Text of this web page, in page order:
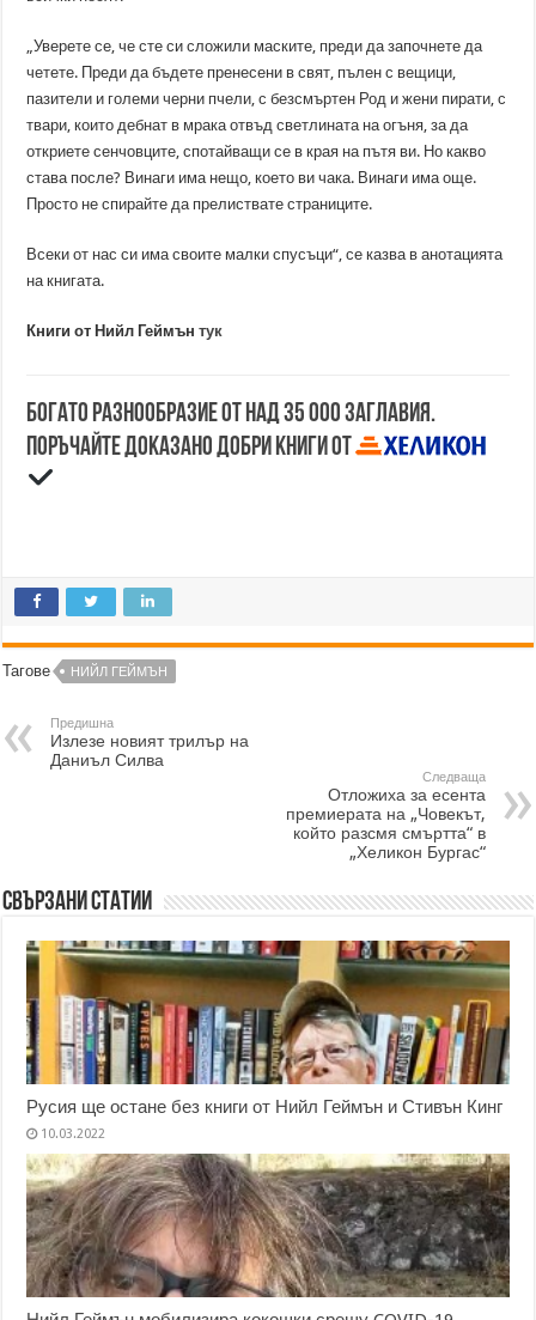
„Уверете се, че сте си сложили маските, преди да започнете да
четете. Преди да бъдете пренесени в свят, пълен с вещици,
пазители и големи черни пчели, с безсмъртен Род и жени пирати, с
твари, които дебнат в мрака отвъд светлината на огъня, за да
откриете сенчовците, спотайващи се в края на пътя ви. Но какво
става после? Винаги има нещо, което ви чака. Винаги има още.
Просто не спирайте да прелиствате страниците.
Всеки от нас си има своите малки спусъци“, се казва в анотацията
на книгата.
Книги от Нийл Геймънтук
Богато разнообразие от над 35 000 заглавия.
Поръчайте доказано добри книги от
Тагове НИЙЛ ГЕЙМЪН
Предишна
Излезе новият трилър на
Даниъл Силва
Следваща
Отложиха за есента
премиерата на „Човекът,
който разсмя смъртта“ в
„Хеликон Бургас“
Свързани статии
Русия ще остане без книги от Нийл Геймън и Стивън Кинг
10.03.2022